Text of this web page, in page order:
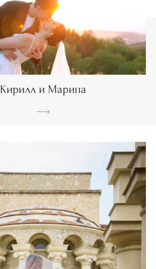
Кирилл и Марина